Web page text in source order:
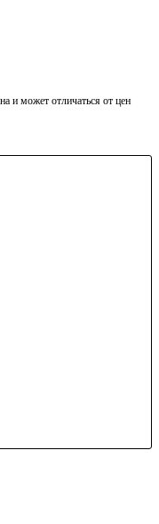
и может отличаться от цен